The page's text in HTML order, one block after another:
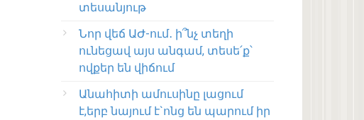
տեսանյութ
Նոր վեճ ԱԺ-ում․ ի՞նչ տեղի
ունեցավ այս անգամ, տեսե՛ք՝
ովքեր են վիճում
Անահիտի ամուսինը լացում
է,երբ նայում է`ոնց են պարում իր